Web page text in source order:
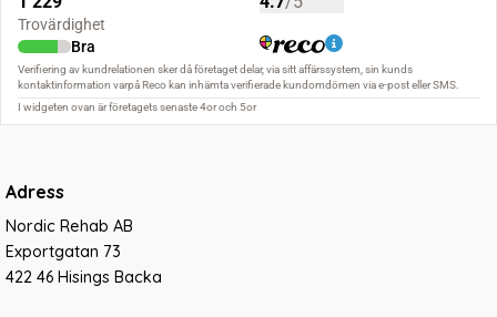
Adress
Nordic Rehab AB
Exportgatan 73
422 46 Hisings Backa